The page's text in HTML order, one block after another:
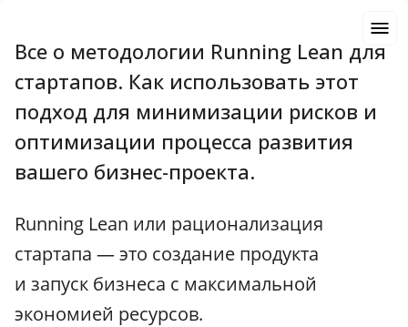
Все о методологии Running Lean для
стартапов. Как использовать этот
подход для минимизации рисков и
оптимизации процесса развития
вашего бизнес-проекта.
Running Lean или рационализация
стартапа — это создание продукта
и запуск бизнеса с максимальной
экономией ресурсов.